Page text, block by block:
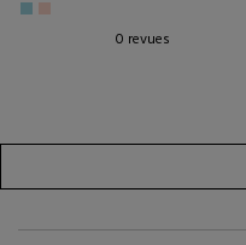
0 revues